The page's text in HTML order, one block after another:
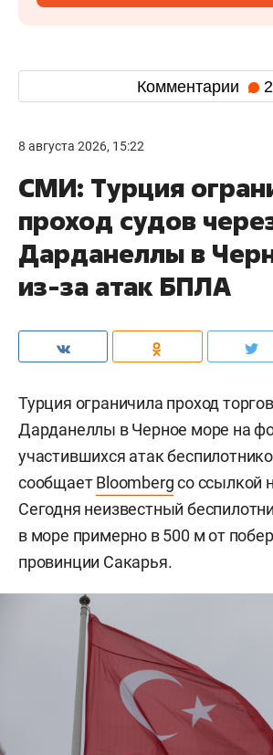
Комментарии 2
8 августа 2026, 15:22
СМИ: Турция
проход судов
Дарданеллы в
из-за атак БПЛА
Турция ограничила проход
Дарданеллы в Черное море на
участившихся атак
сообщаетBloombergсо ссылкой
Сегодня неизвестный
в море примерно в 500 м от
провинции Сакарья.